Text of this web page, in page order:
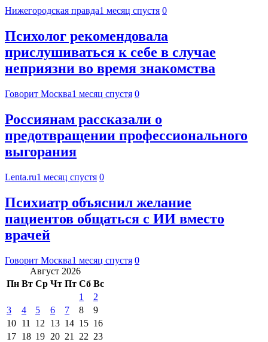
Нижегородская правда1 месяц спустя 0
Психолог рекомендовала
прислушиваться к себе в случае
неприязни во время знакомства
Говорит Москва1 месяц спустя 0
Россиянам рассказали о
предотвращении профессионального
выгорания
Lenta.ru1 месяц спустя 0
Психиатр объяснил желание
пациентов общаться с ИИ вместо
врачей
Говорит Москва1 месяц спустя 0
Август 2026
Пн Вт Ср Чт Пт Сб Вс
1
2
3
4 5 6 7 8
9
10 11 12 13 14 15 16
17 18 19 20 21 22 23